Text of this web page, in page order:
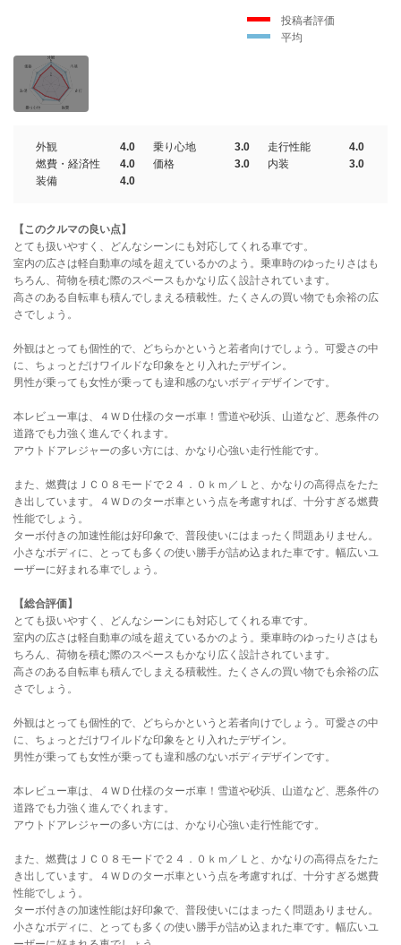
投稿者評価
平均
外観 4.0 乗り心地 3.0 走行性能
4.0
燃費・経済性
4.0 価格 3.0 内装
3.0
装備
4.0
【このクルマの良い点】
とても扱いやすく、どんなシーンにも対応してくれる車です。
室内の広さは軽自動車の域を超えているかのよう。乗車時のゆったりさはも
ちろん、荷物を積む際のスペースもかなり広く設計されています。
高さのある自転車も積んでしまえる積載性。たくさんの買い物でも余裕の広
さでしょう。
外観はとっても個性的で、どちらかというと若者向けでしょう。可愛さの中
に、ちょっとだけワイルドな印象をとり入れたデザイン。
男性が乗っても女性が乗っても違和感のないボディデザインです。
本レビュー車は、４ＷＤ仕様のターボ車！雪道や砂浜、山道など、悪条件の
道路でも力強く進んでくれます。
アウトドアレジャーの多い方には、かなり心強い走行性能です。
また、燃費はＪＣ０８モードで２４．０ｋｍ／Ｌと、かなりの高得点をたた
き出しています。４ＷＤのターボ車という点を考慮すれば、十分すぎる燃費
性能でしょう。
ターボ付きの加速性能は好印象で、普段使いにはまったく問題ありません。
小さなボディに、とっても多くの使い勝手が詰め込まれた車です。幅広いユ
ーザーに好まれる車でしょう。
【総合評価】
とても扱いやすく、どんなシーンにも対応してくれる車です。
室内の広さは軽自動車の域を超えているかのよう。乗車時のゆったりさはも
ちろん、荷物を積む際のスペースもかなり広く設計されています。
高さのある自転車も積んでしまえる積載性。たくさんの買い物でも余裕の広
さでしょう。
外観はとっても個性的で、どちらかというと若者向けでしょう。可愛さの中
に、ちょっとだけワイルドな印象をとり入れたデザイン。
男性が乗っても女性が乗っても違和感のないボディデザインです。
本レビュー車は、４ＷＤ仕様のターボ車！雪道や砂浜、山道など、悪条件の
道路でも力強く進んでくれます。
アウトドアレジャーの多い方には、かなり心強い走行性能です。
また、燃費はＪＣ０８モードで２４．０ｋｍ／Ｌと、かなりの高得点をたた
き出しています。４ＷＤのターボ車という点を考慮すれば、十分すぎる燃費
性能でしょう。
ターボ付きの加速性能は好印象で、普段使いにはまったく問題ありません。
小さなボディに、とっても多くの使い勝手が詰め込まれた車です。幅広いユ